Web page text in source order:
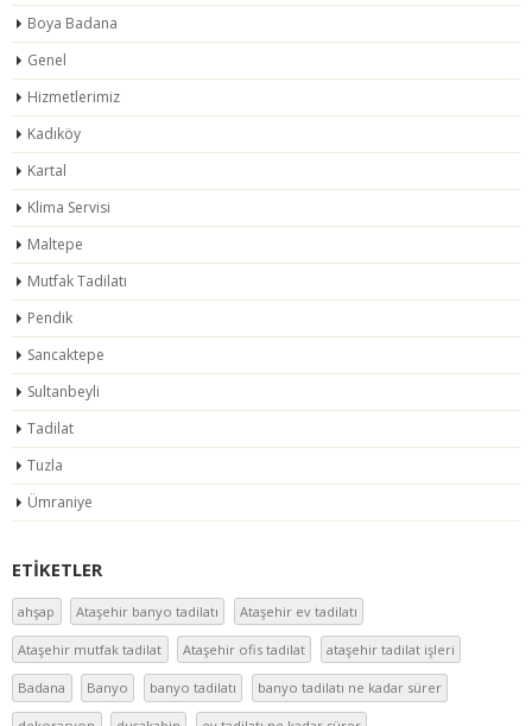
Boya Badana
Genel
Hizmetlerimiz
Kadıköy
Kartal
Klima Servisi
Maltepe
Mutfak Tadilatı
Pendik
Sancaktepe
Sultanbeyli
Tadilat
Tuzla
Ümraniye
ETIKETLER
ahşap Ataşehir banyo tadilatı Ataşehir ev tadilatı
Ataşehir mutfak tadilat Ataşehir ofis tadilat ataşehir tadilat işleri
Badana Banyo banyo tadilatı banyo tadilatı ne kadar sürer